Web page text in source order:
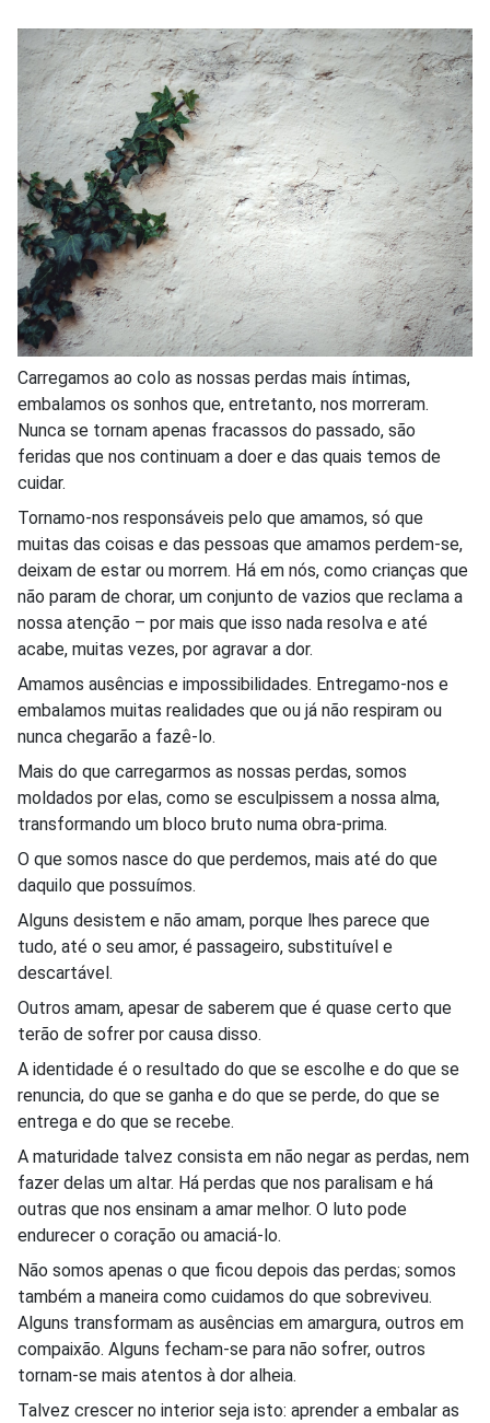
Carregamos ao colo as nossas perdas mais íntimas,
embalamos os sonhos que, entretanto, nos morreram.
Nunca se tornam apenas fracassos do passado, são
feridas que nos continuam a doer e das quais temos de
cuidar.
Tornamo-nos responsáveis pelo que amamos, só que
muitas das coisas e das pessoas que amamos perdem-se,
deixam de estar ou morrem. Há em nós, como crianças que
não param de chorar, um conjunto de vazios que reclama a
nossa atenção – por mais que isso nada resolva e até
acabe, muitas vezes, por agravar a dor.
Amamos ausências e impossibilidades. Entregamo-nos e
embalamos muitas realidades que ou já não respiram ou
nunca chegarão a fazê-lo.
Mais do que carregarmos as nossas perdas, somos
moldados por elas, como se esculpissem a nossa alma,
transformando um bloco bruto numa obra-prima.
O que somos nasce do que perdemos, mais até do que
daquilo que possuímos.
Alguns desistem e não amam, porque lhes parece que
tudo, até o seu amor, é passageiro, substituível e
descartável.
Outros amam, apesar de saberem que é quase certo que
terão de sofrer por causa disso.
A identidade é o resultado do que se escolhe e do que se
renuncia, do que se ganha e do que se perde, do que se
entrega e do que se recebe.
A maturidade talvez consista em não negar as perdas, nem
fazer delas um altar. Há perdas que nos paralisam e há
outras que nos ensinam a amar melhor. O luto pode
endurecer o coração ou amaciá-lo.
Não somos apenas o que ficou depois das perdas; somos
também a maneira como cuidamos do que sobreviveu.
Alguns transformam as ausências em amargura, outros em
compaixão. Alguns fecham-se para não sofrer, outros
tornam-se mais atentos à dor alheia.
Talvez crescer no interior seja isto: aprender a embalar as